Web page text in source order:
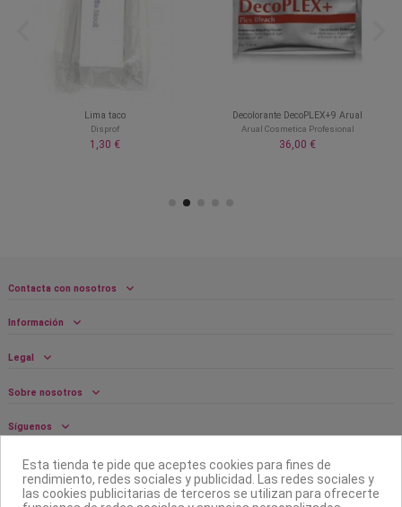
Lima taco
Disprof
1,30 €
Decolorante DecoPLEX+9 Arual
Arual Cosmetica Profesional
36,00 €
Contacta con nosotros
Información
Legal
Sobre nosotros
Síguenos
Boletín
Esta tienda te pide que aceptes cookies para fines de
rendimiento, redes sociales y publicidad. Las redes sociales y
las cookies publicitarias de terceros se utilizan para ofrecerte